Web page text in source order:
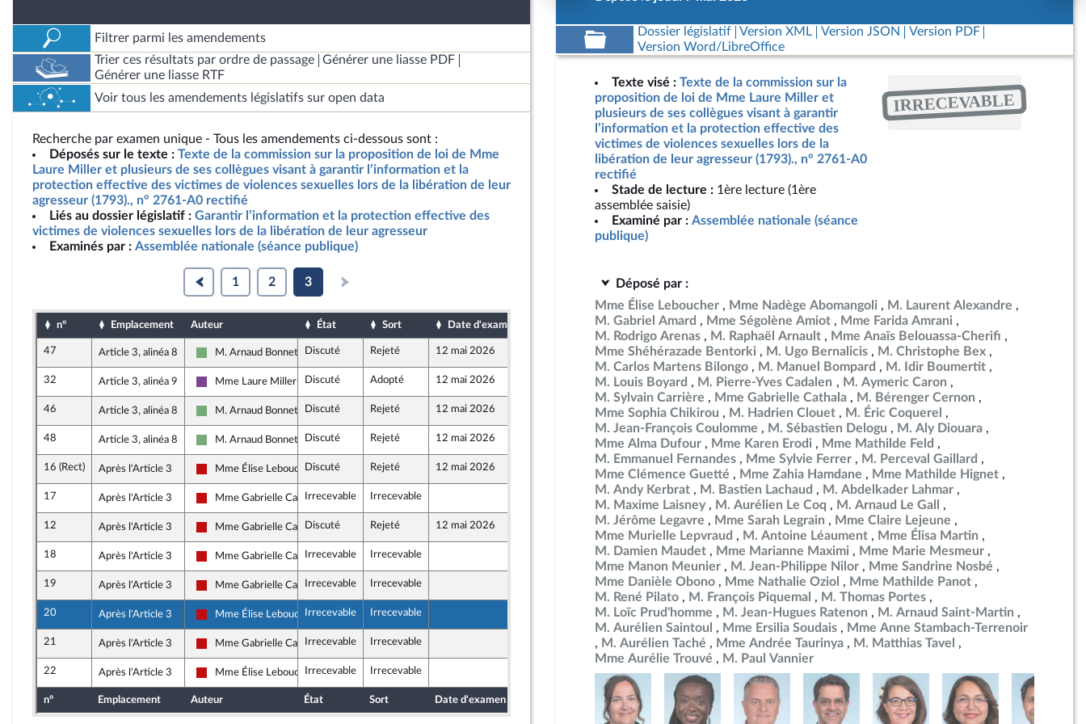
Filtrer parmi les amendements
Trier ces résultats par ordre de passage
Générer une liasse PDF
Générer une liasse RTF
Voir tous les amendements législatifs sur open data
Recherche par examen unique - Tous les amendements ci-dessous sont :
Déposés sur le texte : Texte de la commission sur la proposition de loi de Mme
Laure Miller et plusieurs de ses collègues visant à garantir l’information et la
protection effective des victimes de violences sexuelles lors de la libération de leur
agresseur (1793)., n° 2761-A0 rectifié
Liés au dossier législatif : Garantir l’information et la protection effective des
victimes de violences sexuelles lors de la libération de leur agresseur
Examinés par : Assemblée nationale (séance publique)
1 2 3
n° Emplacement Auteur État Sort Date d'examen Date de dépôt
47 Article 3, alinéa 8
Écologiste et Social
M. Arnaud Bonnet Discuté Rejeté 12 mai 2026
32 Article 3, alinéa 9
Ensemble pour la République
Mme Laure Miller Discuté Adopté 12 mai 2026
46 Article 3, alinéa 8
Écologiste et Social
M. Arnaud Bonnet Discuté Rejeté 12 mai 2026
48 Article 3, alinéa 8
Écologiste et Social
M. Arnaud Bonnet Discuté Rejeté 12 mai 2026
16 (Rect) Après l'Article 3
La France insoumise - Nouveau Front Populaire
Mme Élise LeboucherDiscuté Rejeté 12 mai 2026
17 Après l'Article 3
La France insoumise - Nouveau Front Populaire
Mme Gabrielle CathalaIrrecevable Irrecevable
12 Après l'Article 3
La France insoumise - Nouveau Front Populaire
Mme Gabrielle CathalaDiscuté Rejeté 12 mai 2026
18 Après l'Article 3
La France insoumise - Nouveau Front Populaire
Mme Gabrielle CathalaIrrecevable Irrecevable
19 Après l'Article 3
La France insoumise - Nouveau Front Populaire
Mme Gabrielle CathalaIrrecevable Irrecevable
20 Après l'Article 3
La France insoumise - Nouveau Front Populaire
Mme Élise LeboucherIrrecevable Irrecevable
21 Après l'Article 3
La France insoumise - Nouveau Front Populaire
Mme Gabrielle CathalaIrrecevable Irrecevable
22 Après l'Article 3
La France insoumise - Nouveau Front Populaire
Mme Élise LeboucherIrrecevable Irrecevable
n° Emplacement Auteur État Sort Date d'examen
Dossier législatif Version XML Version JSON
Version PDF
Version Word/LibreOffice
Texte visé : Texte de la commission sur la
proposition de loi de Mme Laure Miller et
plusieurs de ses collègues visant à garantir
l’information et la protection effective des
victimes de violences sexuelles lors de la
libération de leur agresseur (1793)., n° 2761-A0
rectifié
Stade de lecture : 1ère lecture (1ère
assemblée saisie)
Examiné par : Assemblée nationale (séance
publique)
IRRECEVABLE
Déposé par :
Mme Élise Leboucher
Mme Nadège Abomangoli
M. Laurent Alexandre
M. Gabriel Amard
Mme Ségolène Amiot
Mme Farida Amrani
M. Rodrigo Arenas
M. Raphaël Arnault
Mme Anaïs Belouassa-Cherifi
Mme Shéhérazade Bentorki
M. Ugo Bernalicis
M. Christophe Bex
M. Carlos Martens Bilongo
M. Manuel Bompard
M. Idir Boumertit
M. Louis Boyard
M. Pierre-Yves Cadalen
M. Aymeric Caron
M. Sylvain Carrière
Mme Gabrielle Cathala
M. Bérenger Cernon
Mme Sophia Chikirou
M. Hadrien Clouet
M. Éric Coquerel
M. Jean-François Coulomme
M. Sébastien Delogu
M. Aly Diouara
Mme Alma Dufour
Mme Karen Erodi
Mme Mathilde Feld
M. Emmanuel Fernandes
Mme Sylvie Ferrer
M. Perceval Gaillard
Mme Clémence Guetté
Mme Zahia Hamdane
Mme Mathilde Hignet
M. Andy Kerbrat
M. Bastien Lachaud
M. Abdelkader Lahmar
M. Maxime Laisney
M. Aurélien Le Coq
M. Arnaud Le Gall
M. Jérôme Legavre
Mme Sarah Legrain
Mme Claire Lejeune
Mme Murielle Lepvraud
M. Antoine Léaument
Mme Élisa Martin
M. Damien Maudet
Mme Marianne Maximi
Mme Marie Mesmeur
Mme Manon Meunier
M. Jean-Philippe Nilor
Mme Sandrine Nosbé
Mme Danièle Obono
Mme Nathalie Oziol
Mme Mathilde Panot
M. René Pilato
M. François Piquemal
M. Thomas Portes
M. Loïc Prud'homme
M. Jean-Hugues Ratenon
M. Arnaud Saint-Martin
M. Aurélien Saintoul
Mme Ersilia Soudais
Mme Anne Stambach-Terrenoir
M. Aurélien Taché
Mme Andrée Taurinya
M. Matthias Tavel
Mme Aurélie Trouvé
M. Paul Vannier